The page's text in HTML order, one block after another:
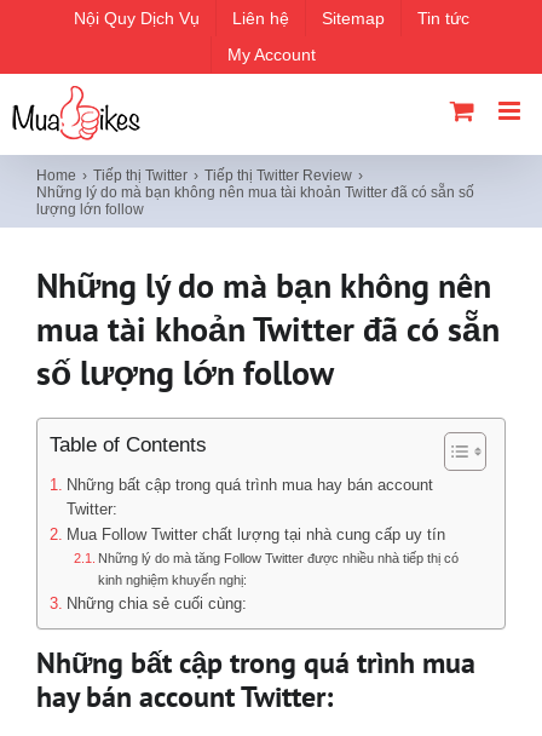
Nội Quy Dịch Vụ Liên hệ Sitemap
Tin tức
My Account
Home Tiếp thị Twitter
Tiếp thị Twitter Review
Những lý do mà bạn không nên mua tài khoản Twitter đã có sẵn số
lượng lớn follow
Những lý do mà bạn không nên
mua tài khoản Twitter đã có sẵn
số lượng lớn follow
Table of Contents
Những bất cập trong quá trình mua hay bán account
Twitter:
Mua Follow Twitter chất lượng tại nhà cung cấp uy tín
Những lý do mà tăng Follow Twitter được nhiều nhà tiếp thị có
kinh nghiệm khuyến nghị:
Những chia sẻ cuối cùng:
Những bất cập trong quá trình mua
hay bán account Twitter: